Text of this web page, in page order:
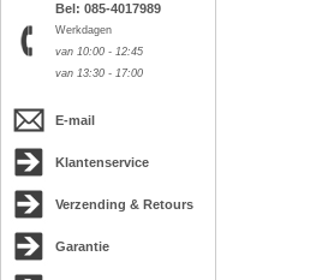
Bel: 085-4017989
Werkdagen
van 10:00 - 12:45
van 13:30 - 17:00
E-mail
Klantenservice
Verzending & Retours
Garantie